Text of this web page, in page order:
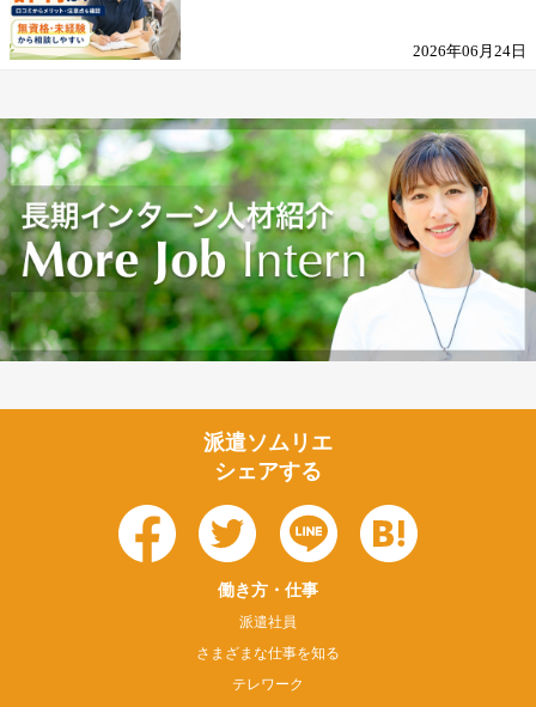
2026年06月24日
派遣ソムリエ
シェアする
働き方・仕事
派遣社員
さまざまな仕事を知る
テレワーク